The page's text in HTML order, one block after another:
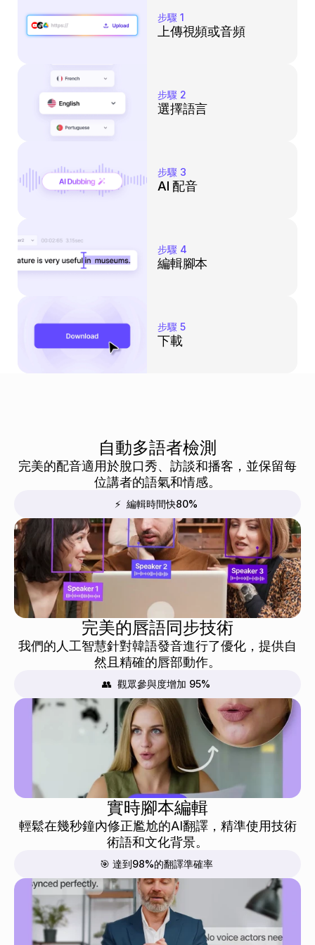
步驟 1
上傳視頻或音頻
步驟 2
選擇語言
步驟 3
AI 配音
步驟 4
編輯腳本
步驟 5
下載
自動多語者檢測
完美的配音適用於脫口秀、訪談和播客，並保留每
位講者的語氣和情感。
⚡  編輯時間快80%
完美的唇語同步技術
我們的人工智慧針對韓語發音進行了優化，提供自
然且精確的唇部動作。
👥  觀眾參與度增加 95%
實時腳本編輯
輕鬆在幾秒鐘內修正尷尬的AI翻譯，精準使用技術
術語和文化背景。
🎯 達到98%的翻譯準確率